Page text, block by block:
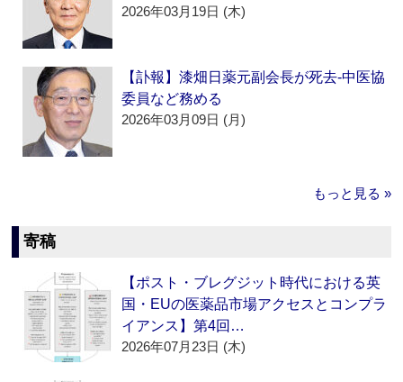
2026年03月19日 (木)
【訃報】漆畑日薬元副会長が死去‐中医協
委員など務める
2026年03月09日 (月)
もっと見る »
寄稿
【ポスト・ブレグジット時代における英
国・EUの医薬品市場アクセスとコンプラ
イアンス】第4回…
2026年07月23日 (木)